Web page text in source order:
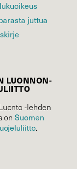
juttua
LUONNON­
-lehden
onSuomen
.